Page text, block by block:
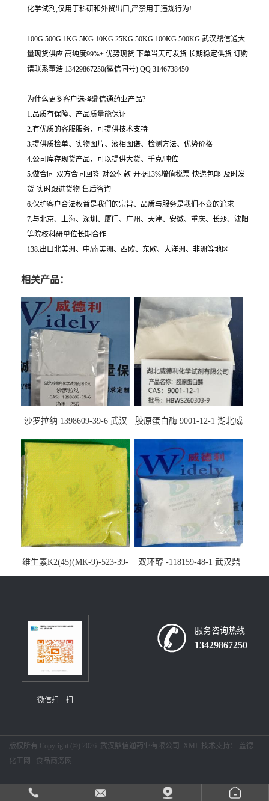
化学试剂,仅用于科研和外贸出口,严禁用于违规行为!
100G 500G 1KG 5KG 10KG 25KG 50KG 100KG 500KG 武汉鼎信通大
量现货供应 高纯度99%+ 优势现货 下单当天可发货 长期稳定供货 订购
请联系董浩 13429867250(微信同号) QQ 3146738450
为什么更多客户选择鼎信通药业产品?
1.品质有保障、产品质量能保证
2.有优质的客服服务、可提供技术支持
3.提供质检单、实物图片、液相图谱、检测方法、优势价格
4.公司库存现货产品、可以提供大货、千克/吨位
5.做合同-双方合同回签-对公付款-开据13%增值税票-快递包邮-及时发
货-实时跟进货物-售后咨询
6.保护客户合法权益是我们的宗旨、品质与服务是我们不变的追求
7.与北京、上海、深圳、厦门、广州、天津、安徽、重庆、长沙、沈阳
等院校科研单位长期合作
138.出口北美洲、中/南美洲、西欧、东欧、大洋洲、非洲等地区
相关产品：
沙罗拉纳 1398609-39-6 武汉
胶原蛋白酶 9001-12-1 湖北威
维生素K2(45)(MK-9)-523-39-
7-武汉鼎信通药业大量现货供
双环醇 -118159-48-1 武汉鼎
信通药业大量现货供应
微信扫一扫
服务咨询热线
13429867250
版权所有 Copyright (©) 2026 武汉鼎信通药业有限公司 XML 技术支持： 盖德
化工网
食品商务网